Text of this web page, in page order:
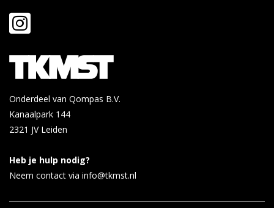
Onderdeel van Qompas B.V.
Kanaalpark 144
2321 JV Leiden
Heb je hulp nodig?
Neem contact via info@tkmst.nl